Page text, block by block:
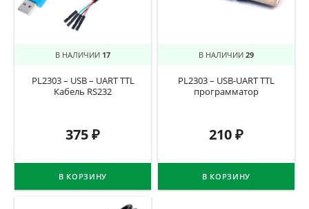
В НАЛИЧИИ 17
PL2303 – USB – UART TTL
Кабель RS232
375₽
В КОРЗИНУ
В НАЛИЧИИ 29
PL2303 – USB-UART TTL
программатор
210₽
В КОРЗИНУ